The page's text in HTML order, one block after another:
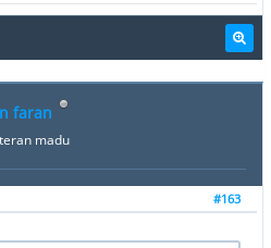
faran
madu
#163